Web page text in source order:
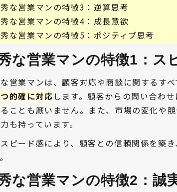
秀な営業マンの特徴3：逆算思考
秀な営業マンの特徴4：成長意欲
秀な営業マンの特徴5：ポジティブ思考
な営業マンの特徴1：ス
営業マンは、顧客対応や商談に関するす
的確に対応 します。顧客からの問い合わ
ことも厭いません。また、市場の変化や
も持っています。
ピード感により、顧客との信頼関係を築
な営業マンの特徴2：誠